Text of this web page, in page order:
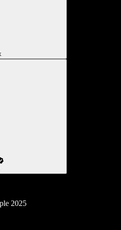
2025